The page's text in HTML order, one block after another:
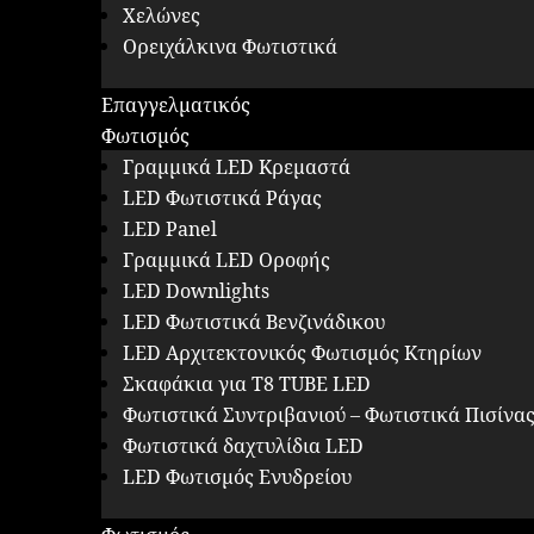
Χελώνες
Ορειχάλκινα Φωτιστικά
Επαγγελματικός
Φωτισμός
Γραμμικά LED Κρεμαστά
LED Φωτιστικά Ράγας
LED Panel
Γραμμικά LED Οροφής
LED Downlights
LED Φωτιστικά Βενζινάδικου
LED Αρχιτεκτονικός Φωτισμός Κτηρίων
Σκαφάκια για Τ8 ΤUBE LED
Φωτιστικά Συντριβανιού – Φωτιστικά
Φωτιστικά δαχτυλίδια LED
LED Φωτισμός Ενυδρείου